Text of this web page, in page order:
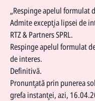
„Respinge apelul formulat
Admite excepţia lipsei de
RTZ & Partners SPRL.
Respinge apelul formulat
de interes.
Definitivă.
Pronunţată prin punerea
grefa instanţei, azi,